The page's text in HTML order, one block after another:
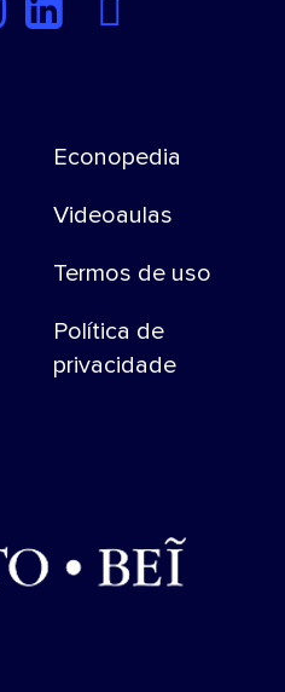
Econopedia
Videoaulas
Termos de uso
Política de
privacidade